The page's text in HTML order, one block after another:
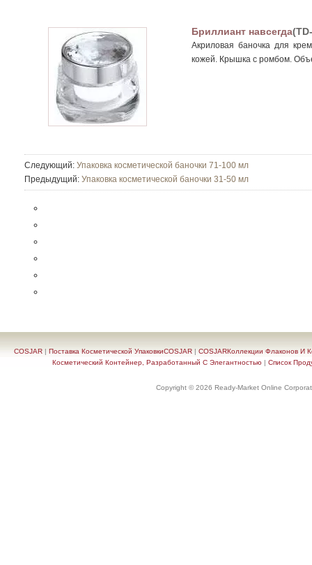
Бриллиант навсегда
Акриловая баночка для
кожей. Крышка с ромбом.
Следующий: Упаковка косметической баночки 71-100 мл
Предыдущий: Упаковка косметической баночки 31-50 мл
COSJAR | Поставка Косметической УпаковкиCOSJAR | COSJARКоллекции Флаконов И
Косметический Контейнер, Разработанный С Элегантностью | Список
Copyright © 2026 Ready-Market Online